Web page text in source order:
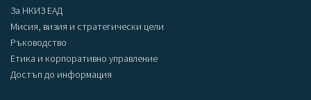
За НКИЗ ЕАД
Мисия, визия и стратегически цели
Ръководство
Етика и корпоративно управление
Достъп до информация